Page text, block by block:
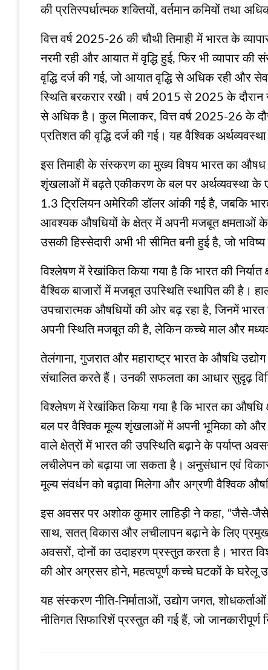
की प्रतिस्पर्धात्मक शक्तियों, वर्तमान कमियों तथा
वित्त वर्ष 2025-26 की चौथी तिमाही में भारत के
नरमी रही और आयात में वृद्धि हुई, फिर भी व्यापार की
वृद्धि दर्ज की गई, जो आयात वृद्धि से अधिक रही और
स्थिति बरकरार रखी। वर्ष 2015 से 2025 के दौरान
से अधिक है। कुल मिलाकर, वित्त वर्ष 2025-26 के
प्रतिशत की वृद्धि दर्ज की गई। यह वैश्विक
इस तिमाही के संस्करण का मुख्य विषय भारत का औषध
शृंखलाओं में बढ़ते एकीकरण के बल पर अर्थव्यवस्था के
1.3 ट्रिलियन अमेरिकी डॉलर आंकी गई है, जबकि
आवश्यक औषधियों के क्षेत्र में अपनी मजबूत क्षमताओं के
उसकी हिस्सेदारी अभी भी सीमित बनी हुई है, जो
विश्लेषण में रेखांकित किया गया है कि भारत की
वैश्विक बाजारों में मजबूत उपस्थिति स्थापित की है।
उपचारात्मक औषधियों की ओर बढ़ रहा है, जिनमें भारत
अपनी स्थिति मजबूत की है, लेकिन कच्चे माल और
तेलंगाना, गुजरात और महाराष्ट्र भारत के औषधि
संचालित करते हैं। उनकी सफलता का आधार सुदृढ़
विश्लेषण में रेखांकित किया गया है कि भारत का औषधि
बल पर वैश्विक मूल्य शृंखलाओं में अपनी भूमिका को और
वाले क्षेत्रों में भारत की उपस्थिति बढ़ाने के
लचीलेपन को बढ़ाया जा सकता है। अनुसंधान एवं
मूल्य संवर्धन को बढ़ावा मिलेगा और अग्रणी वैश्विक
इस अवसर पर अशोक कुमार लाहिड़ी ने कहा, “जैसे-जैसे
साथ, सतत् विकास और लचीलापन बढ़ाने के लिए प्रमुख
अवसरों, दोनों का उदाहरण प्रस्तुत करता है। भारत
की ओर अग्रसर होने, महत्वपूर्ण कच्चे घटकों के घरेलू
यह संस्करण नीति-निर्माताओं, उद्योग जगत,
नीतिगत सिफारिशें प्रस्तुत की गई हैं, जो जानकारीपूर्ण